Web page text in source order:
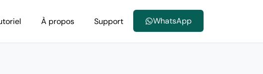
À propos Support WhatsApp